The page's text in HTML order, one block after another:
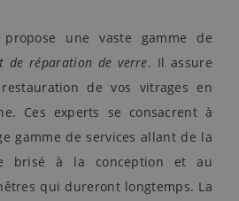
propose une vaste gamme de
de réparation de verre. Il assure
de vos vitrages en
Ces experts se consacrent à
gamme de services allant de la
brisé à la conception et au
qui dureront longtemps. La